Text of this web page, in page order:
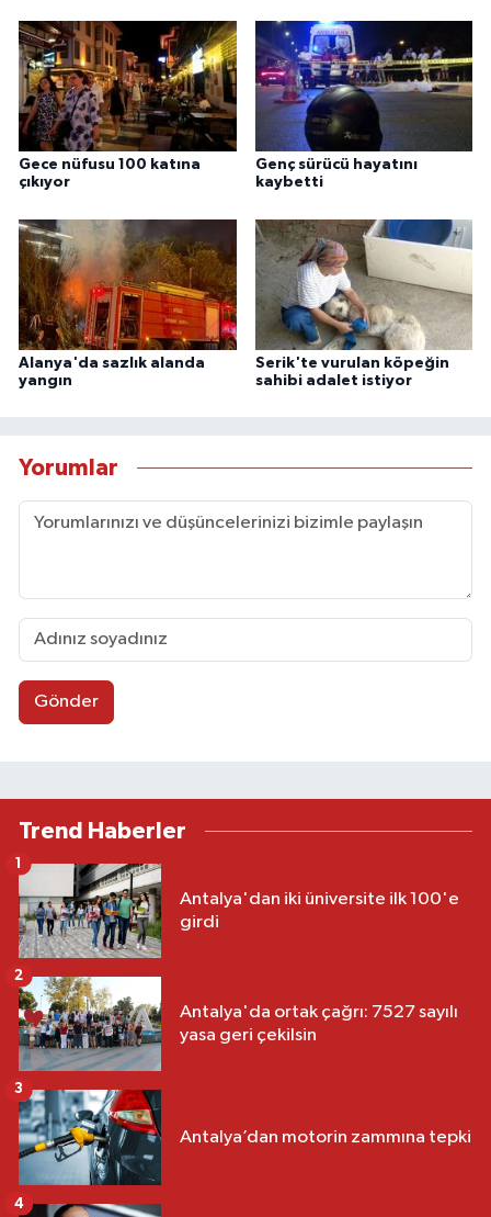
Gece nüfusu 100 katına
çıkıyor
Genç sürücü hayatını
kaybetti
Alanya'da sazlık alanda
yangın
Serik'te vurulan köpeğin
sahibi adalet istiyor
Yorumlar
Gönder
Trend Haberler
Antalya'dan iki üniversite ilk 100'e
girdi
1
Antalya'da ortak çağrı: 7527 sayılı
yasa geri çekilsin
2
Antalya’dan motorin zammına tepki
3
4